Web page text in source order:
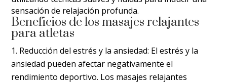
sensación de relajación profunda.
Beneficios de los masajes relajantes
para atletas
Reducción del estrés y la ansiedad: El estrés y la
ansiedad pueden afectar negativamente el
rendimiento deportivo. Los masajes relajantes